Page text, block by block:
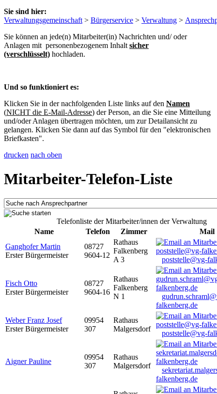
Sie sind hier:
Verwaltungsgemeinschaft > Bürgerservice > Verwaltung >
Sie können an jede(n) Mitarbeiter(in) Nachrichten und/ oder
Anlagen mit personenbezogenem Inhalt sicher
(verschlüsselt) hochladen.
Und so funktioniert es:
Klicken Sie in der nachfolgenden Liste links auf den Namen
(NICHT die E-Mail-Adresse) der Person, an die Sie eine Mitteilung
und/oder Anlagen übertragen möchten, um zur Detailansicht zu
gelangen. Klicken Sie dann auf das Symbol für den "elektronischen
Briefkasten".
drucken nach oben
Mitarbeiter-Telefon-Liste
Telefonliste der Mitarbeiter/innen der Verwaltung
Name
Telefon Zimmer
Mail
Ganghofer Martin
Erster Bürgermeister
08727
9604-12
Rathaus
Falkenberg
A 3
poststelle@vg-
Fisch Otto
Erster Bürgermeister
08727
9604-16
Rathaus
Falkenberg
N 1
falkenberg.de
Weber Franz Josef
Erster Bürgermeister
09954
307
Rathaus
Malgersdorf
poststelle@vg-
Aigner Pauline
09954
307
Rathaus
Malgersdorf
falkenberg.de